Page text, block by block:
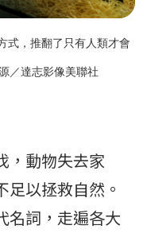
式，推翻了只有人類才會
／達志影像美聯社
，動物失去家
以拯救自然。
名詞，走遍各大